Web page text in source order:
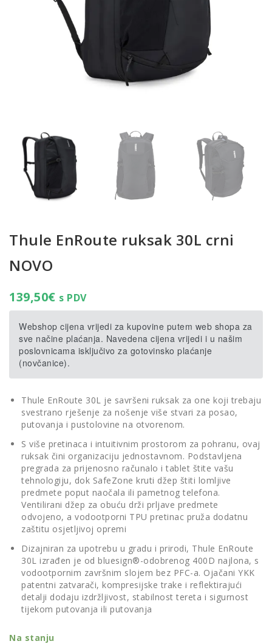
Thule EnRoute ruksak 30L crni
NOVO
139,50€ s PDV
Webshop cijena vrijedi za kupovine putem web shopa za
sve načine plaćanja. Navedena cijena vrijedi i u našim
poslovnicama isključivo za gotovinsko plaćanje
(novčanice).
Thule EnRoute 30L je savršeni ruksak za one koji trebaju
svestrano rješenje za nošenje više stvari za posao,
putovanja i pustolovine na otvorenom.
S više pretinaca i intuitivnim prostorom za pohranu, ovaj
ruksak čini organizaciju jednostavnom. Podstavljena
pregrada za prijenosno računalo i tablet štite vašu
tehnologiju, dok SafeZone kruti džep štiti lomljive
predmete poput naočala ili pametnog telefona.
Ventilirani džep za obuću drži prljave predmete
odvojeno, a vodootporni TPU pretinac pruža dodatnu
zaštitu osjetljivoj opremi
Dizajniran za upotrebu u gradu i prirodi, Thule EnRoute
30L izrađen je od bluesign®-odobrenog 400D najlona, s
vodootpornim završnim slojem bez PFC-a. Ojačani YKK
patentni zatvarači, kompresijske trake i reflektirajući
detalji dodaju izdržljivost, stabilnost tereta i sigurnost
tijekom putovanja ili putovanja
Na stanju